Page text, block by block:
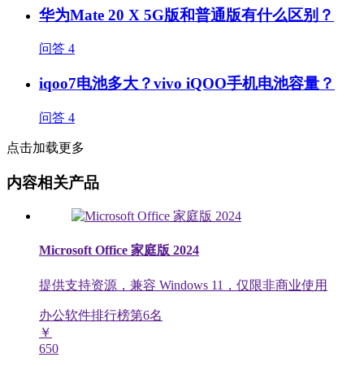
华为Mate 20 X 5G版和普通版有什么区别？
问答 4
iqoo7电池多大？vivo iQOO手机电池容量？
问答 4
点击加载更多
内容相关产品
Microsoft Office 家庭版 2024
提供支持资源，兼容 Windows 11，仅限非商业使用
办公软件排行榜第6名
￥
650